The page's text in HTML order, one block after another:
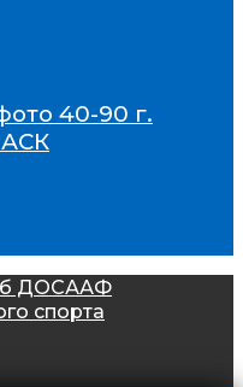
40-90 г.
АСК
ДОСААФ
спорта